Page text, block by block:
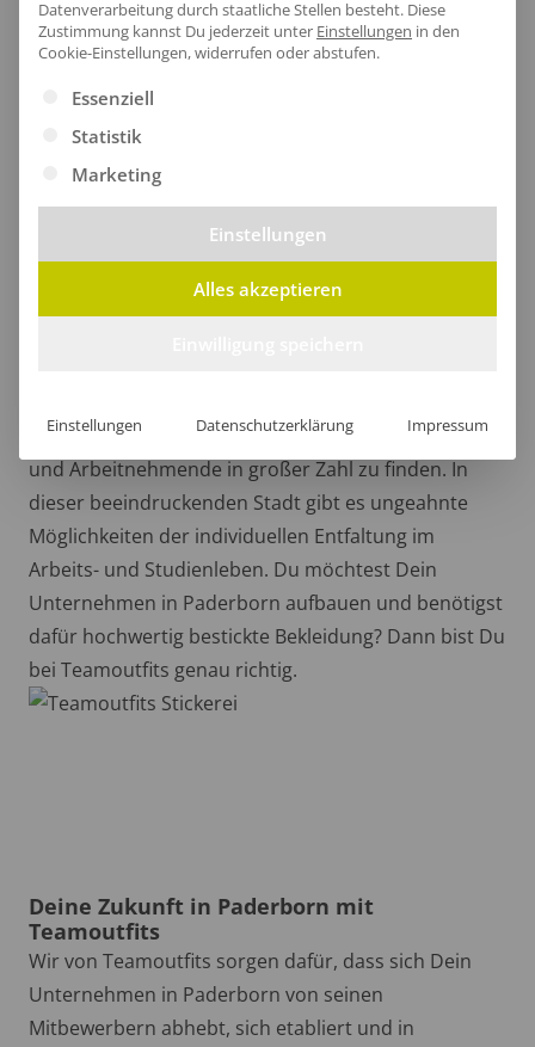
Paderborn lohnt sich für Dein
Paderborn anzieht, sind hier auch Unternehmen
und Arbeitnehmende in großer Zahl zu finden. In
dieser beeindruckenden Stadt gibt es ungeahnte
Möglichkeiten der individuellen Entfaltung im
Arbeits- und Studienleben. Du möchtest Dein
Unternehmen in Paderborn aufbauen und benötigst
dafür hochwertig bestickte Bekleidung? Dann bist Du
bei Teamoutfits genau richtig.
Deine Zukunft in Paderborn mit
Teamoutfits
Wir von Teamoutfits sorgen dafür, dass sich Dein
Unternehmen in Paderborn von seinen
Mitbewerbern abhebt, sich etabliert und in
Datenverarbeitung durch staatliche Stellen besteht. Diese
Zustimmung kannst Du jederzeit unter Einstellungen in den
Cookie-Einstellungen, widerrufen oder abstufen.
Es folgt eine Liste der Service-Gruppen, für die eine
Essenziell
Statistik
Marketing
Einstellungen
Alles akzeptieren
Einstellungen Datenschutzerklärung Impressum